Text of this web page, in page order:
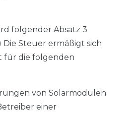
folgender Absatz 3
Die Steuer ermäßigt sich
für die folgenden
von Solarmodulen
einer